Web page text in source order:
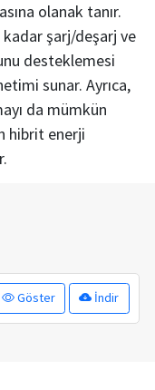
olanak tanır.
şarj/deşarj ve
desteklemesi
sunar. Ayrıca,
da mümkün
hibrit enerji
Göster İndir